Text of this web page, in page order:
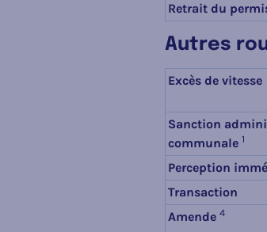
Retrait du
Autres
Excès de vitesse
Sanction
communale 1
Perception
Transaction
Amende 4